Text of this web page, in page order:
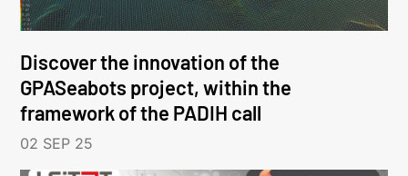
Discover the innovation of the
GPASeabots project, within the
framework of the PADIH call
02 SEP 25